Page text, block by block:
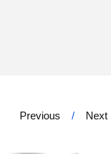
Previous Next